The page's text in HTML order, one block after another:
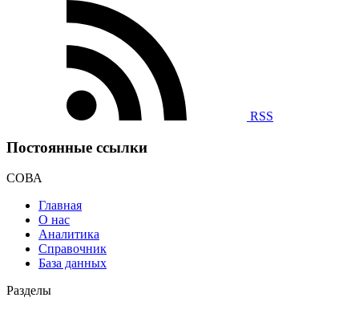
RSS
Постоянные ссылки
СОВА
Главная
О нас
Аналитика
Справочник
База данных
Разделы